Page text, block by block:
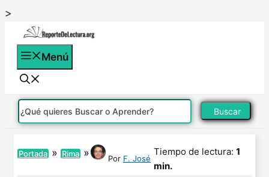
>
contenido
Menú
Buscar
Portada » Rima » Por F. José
Tiempo de lectura: 1
min.